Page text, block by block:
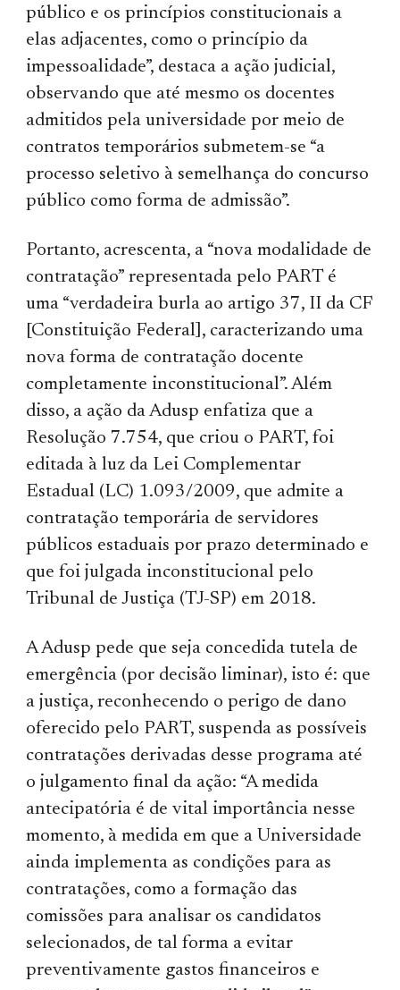
público e os princípios constitucionais a
elas adjacentes, como o princípio da
impessoalidade”, destaca a ação judicial,
observando que até mesmo os docentes
admitidos pela universidade por meio de
contratos temporários submetem-se “a
processo seletivo à semelhança do concurso
público como forma de admissão”.
Portanto, acrescenta, a “nova modalidade de
contratação” representada pelo PART é
uma “verdadeira burla ao artigo 37, II da CF
[Constituição Federal], caracterizando uma
nova forma de contratação docente
completamente inconstitucional”. Além
disso, a ação da Adusp enfatiza que a
Resolução 7.754, que criou o PART, foi
editada à luz da Lei Complementar
Estadual (LC) 1.093/2009, que admite a
contratação temporária de servidores
públicos estaduais por prazo determinado e
que foi julgada inconstitucional pelo
Tribunal de Justiça (TJ-SP) em 2018.
A Adusp pede que seja concedida tutela de
emergência (por decisão liminar), isto é: que
a justiça, reconhecendo o perigo de dano
oferecido pelo PART, suspenda as possíveis
contratações derivadas desse programa até
o julgamento final da ação: “A medida
antecipatória é de vital importância nesse
momento, à medida em que a Universidade
ainda implementa as condições para as
contratações, como a formação das
comissões para analisar os candidatos
selecionados, de tal forma a evitar
preventivamente gastos financeiros e